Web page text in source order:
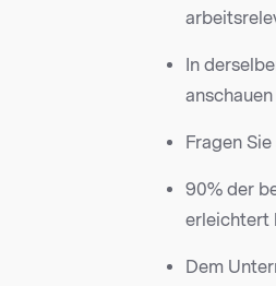
In
Fragen
90% der
erleichtert
Dem